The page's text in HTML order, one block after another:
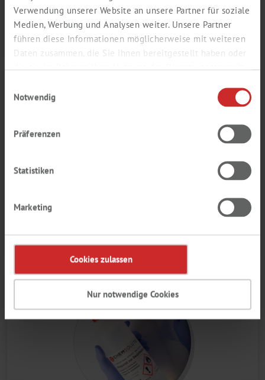
Verwendung unserer Website an unsere Partner für soziale
Medien, Werbung und Analysen weiter. Unsere Partner
führen diese Informationen möglicherweise mit weiteren
Daten zusammen, die Sie ihnen bereitgestellt haben oder
Notwendig
Präferenzen
Statistiken
Marketing
Cookies zulassen
Nur notwendige Cookies
VAKUUMTECHNIK, TROCKNUNG,
TROCKENLAGERUNG
OPTISCHE INSTRUMENTE UND
MIKROSKOPE